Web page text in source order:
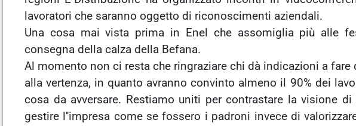
lavoratori che saranno oggetto di riconoscimenti aziendali.
Una cosa mai vista prima in Enel che assomiglia più alle
consegna della calza della Befana.
Al momento non ci resta che ringraziare chi dà indicazioni a
alla vertenza, in quanto avranno convinto almeno il 90% dei
cosa da avversare. Restiamo uniti per contrastare la visione
gestire l''impresa come se fossero i padroni invece di